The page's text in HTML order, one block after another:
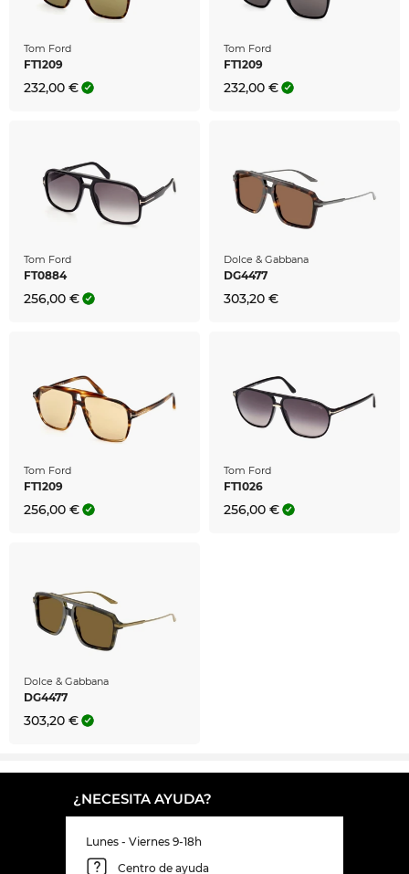
Tom Ford
FT1209
232,00 €
Tom Ford
FT1209
232,00 €
Tom Ford
FT0884
256,00 €
Dolce & Gabbana
DG4477
303,20 €
Tom Ford
FT1209
256,00 €
Tom Ford
FT1026
256,00 €
Dolce & Gabbana
DG4477
303,20 €
¿NECESITA AYUDA?
Lunes - Viernes 9-18h
Centro de ayuda